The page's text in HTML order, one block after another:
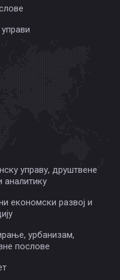
управу, друштвене
аналитику
економски развој и
урбанизам,
послове